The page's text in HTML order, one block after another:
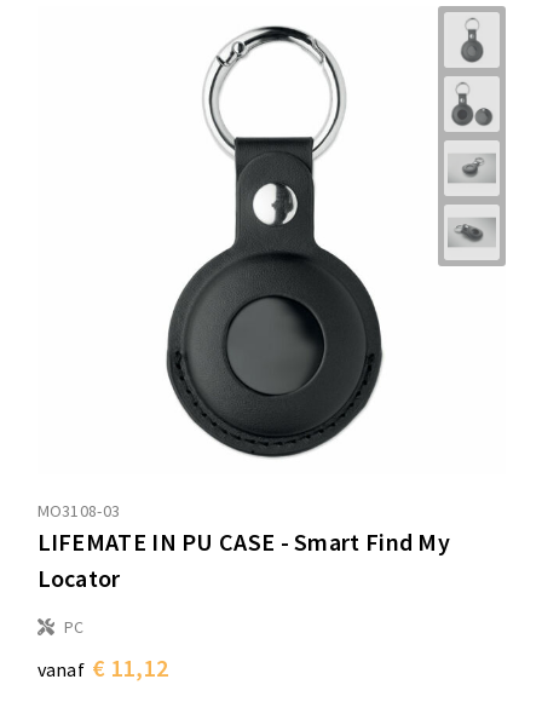
MO3108-03
LIFEMATE IN PU CASE - Smart Find My
Locator
PC
vanaf € 11,12